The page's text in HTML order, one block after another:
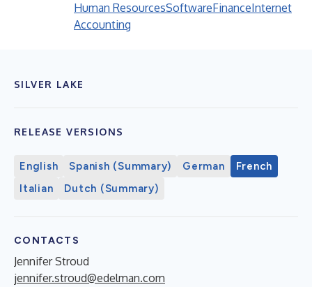
Human ResourcesSoftwareFinanceInternet
Accounting
SILVER LAKE
RELEASE VERSIONS
English Spanish (Summary) German
French
Italian
Dutch (Summary)
CONTACTS
Jennifer Stroud
jennifer.stroud@edelman.com